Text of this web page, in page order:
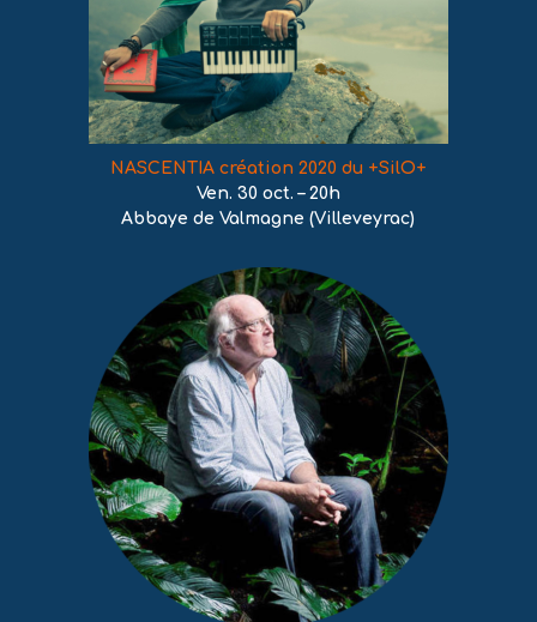
NASCENTIA création 2020 du +SilO+
Ven. 30 oct. – 20h
Abbaye de Valmagne (Villeveyrac)